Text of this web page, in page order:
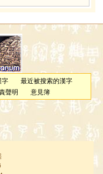
字
最近被搜索的漢字
聲明 意見簿